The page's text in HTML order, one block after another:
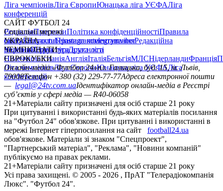
Ліга чемпіонівЛіга ЄвропиЮнацька ліга УЄФАЛіга
конференцій
САЙТ ФУТБОЛ 24
РедакціяПрогнозиПолітика конфіденційностіПравила
сайтуКонтактиПравила коментуванняРедакційна
політикаСтруктура власності
Соціальні мережі
facebookxyoutubeinstagramtelegramviber
УКРАЇНА
УкраїнаПерша лігаДруга ліга
ЧЕМПІОНАТИ
НімеччинаІспаніяАнгліяІталіяБельгіяМЛСНідерландиФранція
ЄВРОКУБКИ
Ліга чемпіонівЛіга ЄвропиЮнацька ліга УЄФАЛіга
конференцій
Онлайн-медіа «Футбол 24»пл. Галицька, буд. 15, м. Львів,
79008Телефон +380 (32) 229-77-77Адреса електронної пошти
— legal@24tv.com.uaІдентифікатор онлайн-медіа в Реєстрі
суб’єктів у сфері медіа — R40-06058
21+Матеріали сайту призначені для осіб старше 21 року
При цитуванні і використанні будь-яких матеріалів посилання
на "Футбол 24" обов'язкове. При цитуванні і використанні в
мережі Інтернет гіперпосилання на сайт
football24.ua
обов'язкове. Матеріали зі знаком "Спецпроект",
"Партнерський матеріал", "Реклама", "Новини компаній"
публікуємо на правах реклами.
21+Матеріали сайту призначені для осіб старше 21 року
Усi права захищенi. © 2005 - 2026 , ПрАТ "Телерадіокомпанія
Люкс". "Футбол 24".